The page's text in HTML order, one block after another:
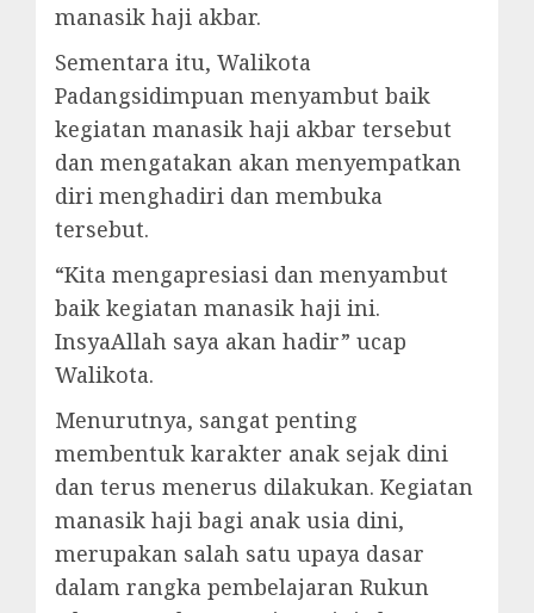
manasik haji akbar.
Sementara itu, Walikota
Padangsidimpuan menyambut baik
kegiatan manasik haji akbar tersebut
dan mengatakan akan menyempatkan
diri menghadiri dan membuka
tersebut.
“Kita mengapresiasi dan menyambut
baik kegiatan manasik haji ini.
InsyaAllah saya akan hadir” ucap
Walikota.
Menurutnya, sangat penting
membentuk karakter anak sejak dini
dan terus menerus dilakukan. Kegiatan
manasik haji bagi anak usia dini,
merupakan salah satu upaya dasar
dalam rangka pembelajaran Rukun